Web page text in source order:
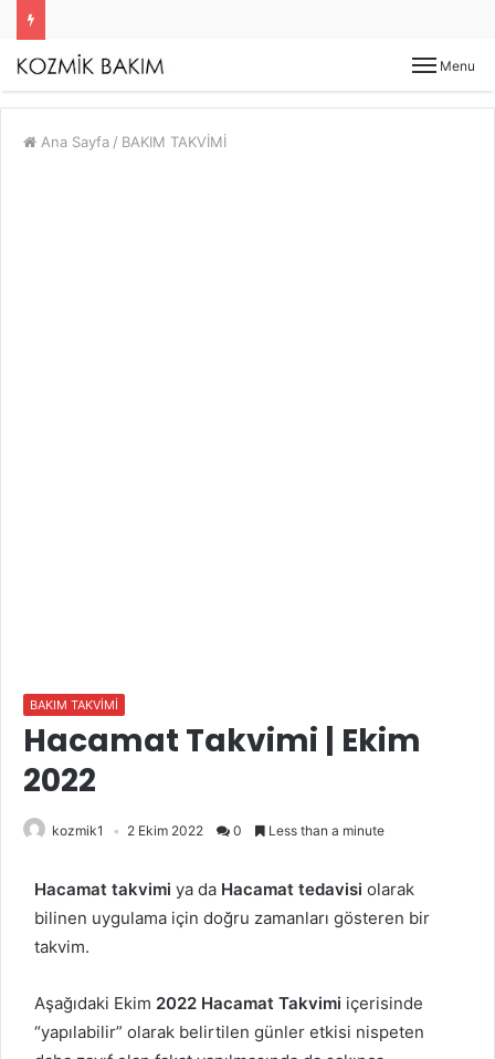
Menu
Ana Sayfa / BAKIM TAKVİMİ
BAKIM TAKVİMİ
Hacamat Takvimi | Ekim
2022
kozmik1 2 Ekim 2022 0 Less than a minute
Hacamat takvimi ya da Hacamat tedavisi olarak
bilinen uygulama için doğru zamanları gösteren bir
takvim.
Aşağıdaki Ekim 2022 Hacamat Takvimi içerisinde
“yapılabilir” olarak belirtilen günler etkisi nispeten